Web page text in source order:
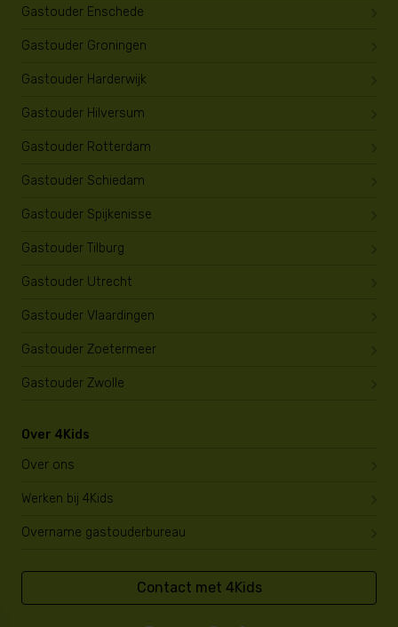
Gastouder Enschede
Gastouder Groningen
Gastouder Harderwijk
Gastouder Hilversum
Gastouder Rotterdam
Gastouder Schiedam
Gastouder Spijkenisse
Gastouder Tilburg
Gastouder Utrecht
Gastouder Vlaardingen
Gastouder Zoetermeer
Gastouder Zwolle
Over 4Kids
Over ons
Werken bij 4Kids
Overname gastouderbureau
Contact met 4Kids